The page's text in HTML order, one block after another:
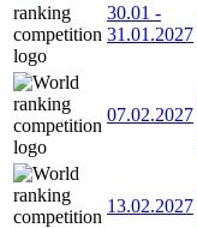
30.01 -
31.01.2027
07.02.2027
13.02.2027